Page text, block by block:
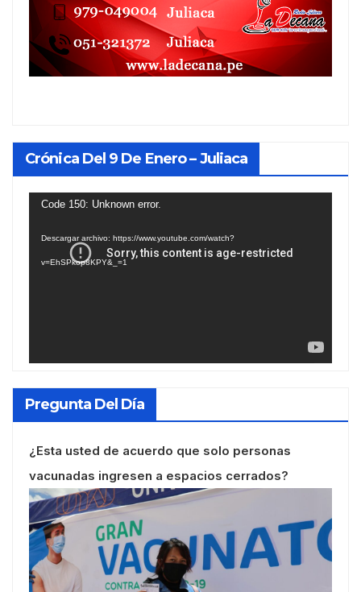
Crónica Del 9 De Enero – Juliaca
Reproductor
Code 150: Unknown error.
Descargar archivo: https://www.youtube.com/watch?
v=EhSPkop8KPY&_=1
Pregunta Del Día
¿Esta usted de acuerdo que solo personas
vacunadas ingresen a espacios cerrados?